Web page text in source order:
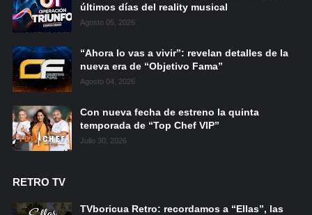
últimos días del reality musical
Agosto 05, 2026
“Ahora lo vas a vivir”: revelan detalles de la
nueva era de “Objetivo Fama”
Agosto 04, 2026
Con nueva fecha de estreno la quinta
temporada de “Top Chef VIP”
Julio 30, 2026
RETRO TV
TVboricua Retro: recordamos a “Ellas”, las